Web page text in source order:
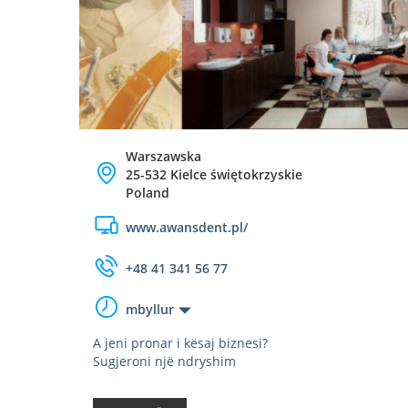
Warszawska
25-532 Kielce świętokrzyskie
Poland
www.awansdent.pl/
+48 41 341 56 77
mbyllur
A jeni pronar i kësaj biznesi?
Sugjeroni një ndryshim